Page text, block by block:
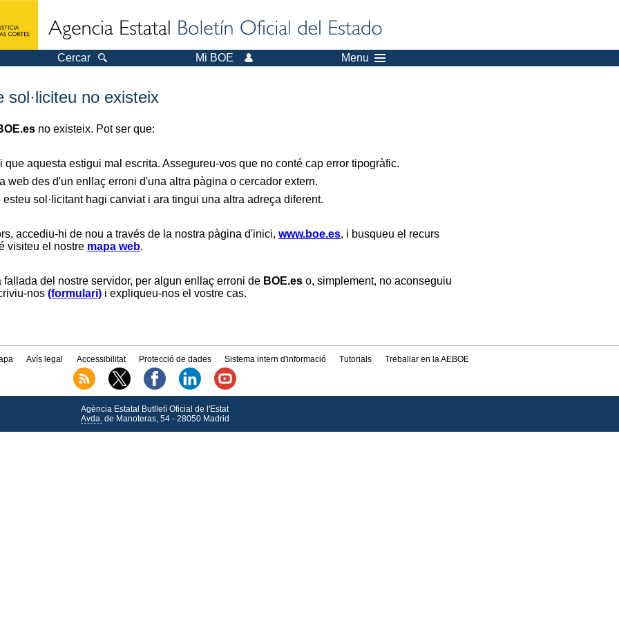
Cercar Mi BOE Menu
no existeix
no existeix. Pot ser que:
aquesta estigui mal escrita. Assegureu-vos que no conté cap error tipogràfic.
web des d'un enllaç erroni d'una altra pàgina o cercador extern.
sol·licitant hagi canviat i ara tingui una altra adreça diferent.
accediu-hi de nou a través de la nostra pàgina d'inici, www.boe.es, i busqueu el recurs
visiteu el nostre mapa web.
del nostre servidor, per algun enllaç erroni de BOE.es o, simplement, no aconseguiu
nos (formulari) i expliqueu-nos el vostre cas.
Avís legal Accessibilitat Protecció de dades Sistema intern d'informació Tutorials Treballar en la AEBOE
Agència Estatal Butlletí Oficial de l'Estat
Avda.de Manoteras, 54 - 28050 Madrid